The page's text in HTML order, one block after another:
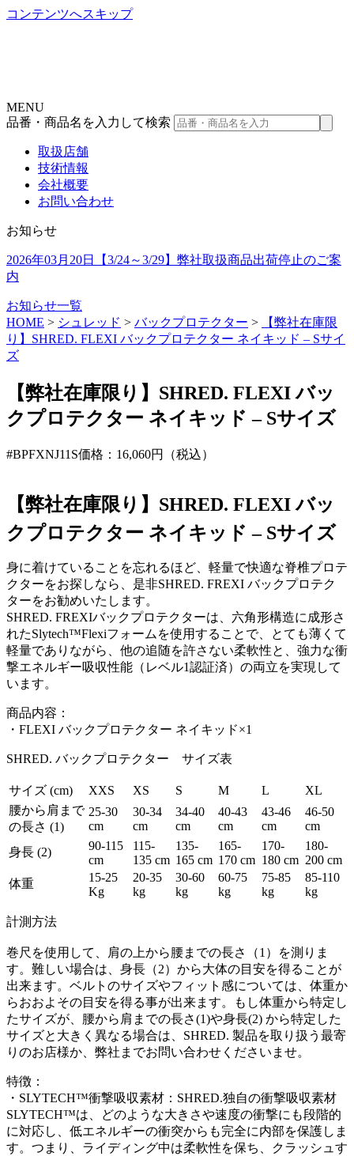
コンテンツへスキップ
MENU
品番・商品名を入力して検索
取扱店舗
技術情報
会社概要
お問い合わせ
お知らせ
2026年03月20日
【3/24～3/29】弊社取扱商品出荷停止のご案
内
お知らせ一覧
HOME > シュレッド > バックプロテクター >
【弊社在庫限
り】SHRED. FLEXI バックプロテクター ネイキッド – Sサイ
ズ
【弊社在庫限り】SHRED. FLEXI バッ
クプロテクター ネイキッド – Sサイズ
#BPFXNJ11S価格：16,060円（税込）
【弊社在庫限り】SHRED. FLEXI バッ
クプロテクター ネイキッド – Sサイズ
身に着けていることを忘れるほど、軽量で快適な脊椎プロテ
クターをお探しなら、是非SHRED. FREXI バックプロテク
ターをお勧めいたします。
SHRED. FREXIバックプロテクターは、六角形構造に成形さ
れたSlytech™Flexiフォームを使用することで、とても薄くて
軽量でありながら、他の追随を許さない柔軟性と、強力な衝
撃エネルギー吸収性能（レベル1認証済）の両立を実現して
います。
商品内容：
・FLEXI バックプロテクター ネイキッド×1
SHRED. バックプロテクター サイズ表
サイズ (cm) XXS XS S M L
XL
腰から肩まで
の長さ (1)
25-30
cm
30-34
cm
34-40
cm
40-43
cm
43-46
cm
46-50
cm
身長 (2)
90-115
cm
115-
135 cm
135-
165 cm
165-
170 cm
170-
180 cm
180-
200 cm
体重
15-25
Kg
20-35
kg
30-60
kg
60-75
kg
75-85
kg
85-110
kg
計測方法
巻尺を使用して、肩の上から腰までの長さ（1）を測りま
す。難しい場合は、身長（2）から大体の目安を得ることが
出来ます。ベルトのサイズやフィット感については、体重か
らおおよその目安を得る事が出来ます。もし体重から特定し
たサイズが、腰から肩までの長さ(1)や身長(2) から特定した
サイズと大きく異なる場合は、SHRED. 製品を取り扱う最寄
りのお店様か、弊社までお問い合わせくださいませ。
特徴：
・SLYTECH™衝撃吸収素材：SHRED.独自の衝撃吸収素材
SLYTECH™は、どのような大きさや速度の衝撃にも段階的
に対応し、低エネルギーの衝突からも完全に内部を保護しま
す。つまり、ライディング中は柔軟性を保ち、クラッシュす